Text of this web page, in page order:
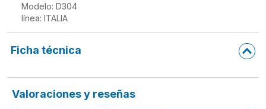
Modelo: D304
Ficha técnica
Valoraciones y reseñas